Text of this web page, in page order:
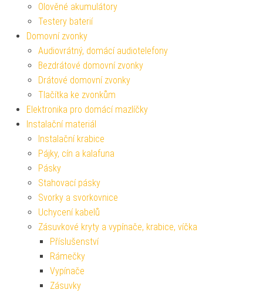
Olověné akumulátory
Testery baterií
Domovní zvonky
Audiovrátný, domácí audiotelefony
Bezdrátové domovní zvonky
Drátové domovní zvonky
Tlačítka ke zvonkům
Elektronika pro domácí mazlíčky
Instalační materiál
Instalační krabice
Pájky, cín a kalafuna
Pásky
Stahovací pásky
Svorky a svorkovnice
Uchycení kabelů
Zásuvkové kryty a vypínače, krabice, víčka
Příslušenství
Rámečky
Vypínače
Zásuvky